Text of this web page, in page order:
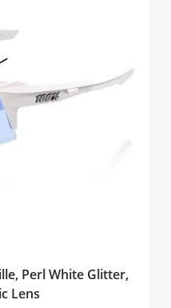
Perl White Glitter,
Lens